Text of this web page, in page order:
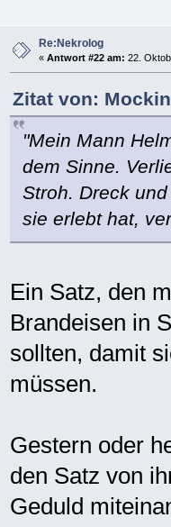
Re:Nekrolog
« Antwort #22 am: 22.
Zitat von:
"Mein Mann
dem Sinne.
Stroh. Dreck
sie erlebt hat,
Ein Satz, den
Brandeisen in
sollten, damit
müssen.
Gestern oder
den Satz von
Geduld